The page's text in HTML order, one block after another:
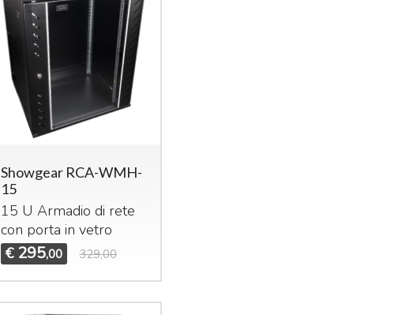
Showgear RCA-WMH-
15
15 U Armadio di rete
con porta in vetro
€ 295,00 329,00